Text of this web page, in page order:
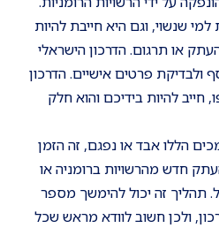
שנשוי, וגם היא חייבת להיות
או תרגום. הדרכון הישראלי
ולבדיקת פרטים אישיים. הדרכון
חייב להיות בידיכם והוא חלק
הללו אבד או נפגם, זה הזמן
חדש מהרשויות ברומניה או
תהליך זה יכול להימשך מספר
ולכן חשוב לוודא מראש שכל